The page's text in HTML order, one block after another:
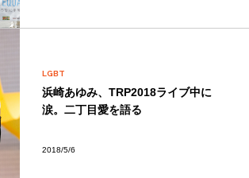
LGBT
浜崎あゆみ、TRP2018ライブ中に
涙。二丁目愛を語る
2018/5/6